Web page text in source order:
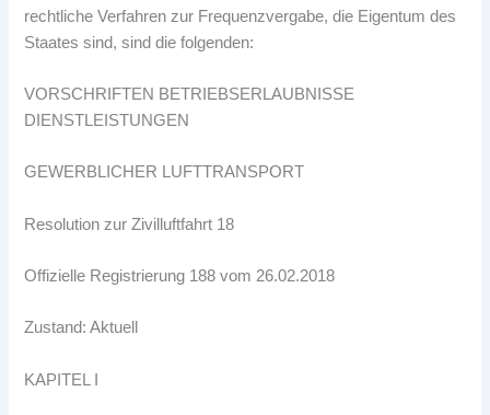
rechtliche Verfahren zur Frequenzvergabe, die Eigentum des
Staates sind, sind die folgenden:
VORSCHRIFTEN BETRIEBSERLAUBNISSE
DIENSTLEISTUNGEN
GEWERBLICHER LUFTTRANSPORT
Resolution zur Zivilluftfahrt 18
Offizielle Registrierung 188 vom 26.02.2018
Zustand: Aktuell
KAPITEL I